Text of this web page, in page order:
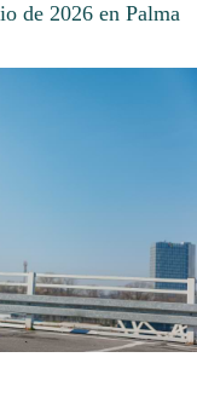
de 2026 en Palma